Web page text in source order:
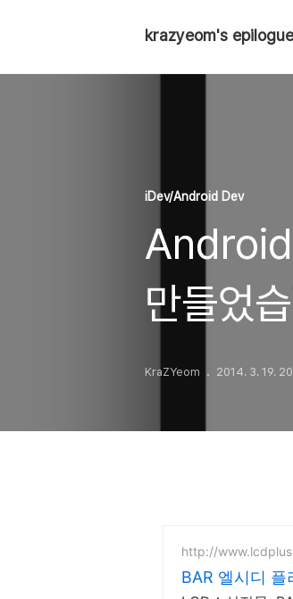
krazyeom's epilogue
iDev/Android Dev
만들었
KraZYeom 2014. 3. 19.
http://
BAR 엘시디 플